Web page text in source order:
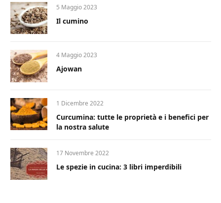
5 Maggio 2023
Il cumino
4 Maggio 2023
Ajowan
1 Dicembre 2022
Curcumina: tutte le proprietà e i benefici per
la nostra salute
17 Novembre 2022
Le spezie in cucina: 3 libri imperdibili